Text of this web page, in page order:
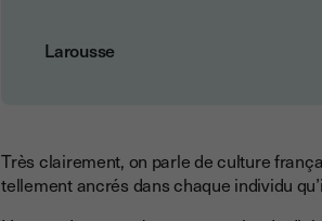
Larousse
Très clairement, on parle de culture
tellement ancrés dans chaque individu